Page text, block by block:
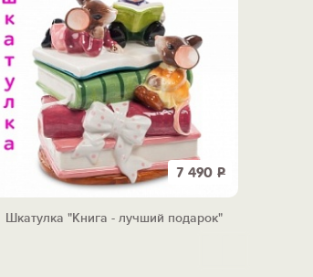
7 490 Р
Шкатулка "Книга - лучший подарок"